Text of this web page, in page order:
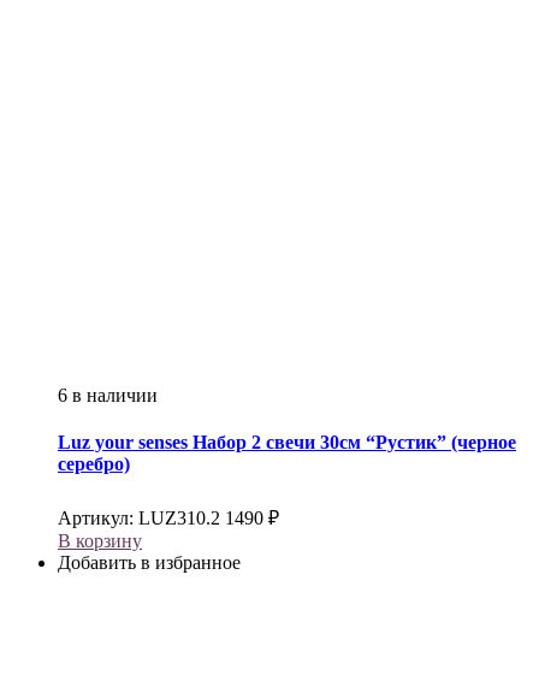
6 в наличии
Luz your senses Набор 2 свечи 30см “Рустик” (черное
серебро)
Артикул: LUZ310.2 1490 ₽
В корзину
Добавить в избранное